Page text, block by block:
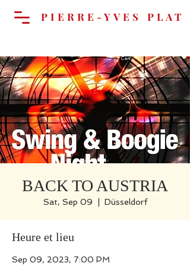
Cart
PIERRE-YVES PLAT
BACK TO AUSTRIA
Sat, Sep 09 Düsseldorf
Heure et lieu
Sep 09, 2023, 7:00 PM